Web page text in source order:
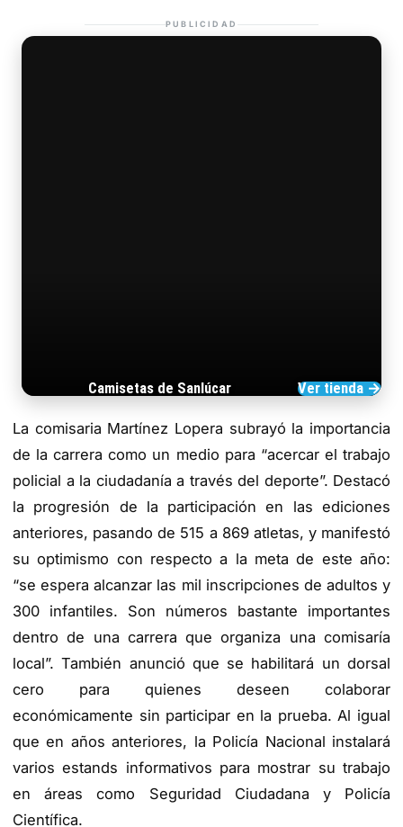
PUBLICIDAD
Camisetas de Sanlúcar Ver tienda →
La comisaria Martínez Lopera subrayó la importancia
de la carrera como un medio para “acercar el trabajo
policial a la ciudadanía a través del deporte”. Destacó
la progresión de la participación en las ediciones
anteriores, pasando de 515 a 869 atletas, y manifestó
su optimismo con respecto a la meta de este año:
“se espera alcanzar las mil inscripciones de adultos y
300 infantiles. Son números bastante importantes
dentro de una carrera que organiza una comisaría
local”. También anunció que se habilitará un dorsal
cero para quienes deseen colaborar
económicamente sin participar en la prueba. Al igual
que en años anteriores, la Policía Nacional instalará
varios estands informativos para mostrar su trabajo
en áreas como Seguridad Ciudadana y Policía
Científica.